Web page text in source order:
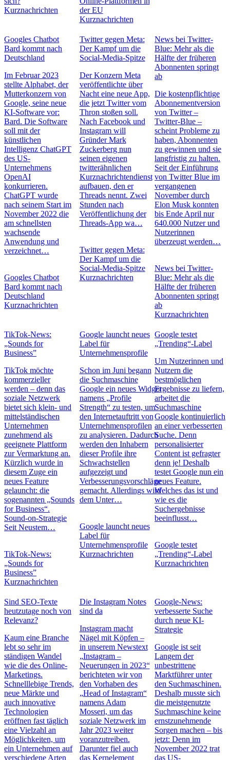
Kurznachrichten
der EU
Kurznachrichten
Googles Chatbot
Bard kommt nach
Deutschland
Im Februar 2023
stellte Alphabet, der
Mutterkonzern von
Google, seine neue
KI-Software vor:
Bard. Die Software
soll mit der
künstlichen
Intelligenz ChatGPT
des US-
Unternehmens
OpenAI
konkurrieren.
ChatGPT wurde
nach seinem Start im
November 2022 die
am schnellsten
wachsende
Anwendung und
verzeichnet…
Googles Chatbot
Bard kommt nach
Deutschland
Kurznachrichten
Twitter gegen Meta:
Der Kampf um die
Social-Media-Spitze
Der Konzern Meta
veröffentlichte über
Nacht eine neue App,
die jetzt Twitter vom
Thron stoßen soll.
Nach Facebook und
Instagram will
Gründer Mark
Zuckerberg nun
seinen eigenen
twitterähnlichen
Kurznachrichtendienst
aufbauen, den er
Threads nennt. Zwei
Stunden nach
Veröffentlichung der
Threads-App wa…
Twitter gegen Meta:
Der Kampf um die
Social-Media-Spitze
Kurznachrichten
News bei Twitter-
Blue: Mehr als die
Hälfte der früheren
Abonnenten springt
ab
Die kostenpflichtige
Abonnementversion
von Twitter –
Twitter-Blue –
scheint Probleme zu
haben, Abonnenten
zu gewinnen und sie
langfristig zu halten.
Seit der Einführung
von Twitter Blue im
vergangenen
November durch
Elon Musk konnten
bis Ende April nur
640.000 Nutzer und
Nutzerinnen
überzeugt werden…
News bei Twitter-
Blue: Mehr als die
Hälfte der früheren
Abonnenten springt
ab
Kurznachrichten
TikTok-News:
„Sounds for
Business”
TikTok möchte
kommerzieller
werden – denn das
soziale Netzwerk
bietet sich klein- und
mittelständischen
Unternehmen
zunehmend als
geeignete Plattform
zur Vermarktung an.
Kürzlich wurde in
diesem Zuge ein
neues Feature
gelauncht: die
sogenannten „Sounds
for Business“.
Sound-on-Strategie
Seit Neustem…
TikTok-News:
„Sounds for
Business”
Kurznachrichten
Google launcht neues
Label für
Unternehmensprofile
Schon im Juni begann
die Suchmaschine
Google ein neues Widget
namens „Profile
Strength“ zu testen, um
den Internetauftritt von
Unternehmensprofilen
zu analysieren. Dadurch
werden den Inhabern
dieser Profile ihre
Schwachstellen
aufgezeigt und
Verbesserungsvorschläge
gemacht. Allerdings wird
dem Unter…
Google launcht neues
Label für
Unternehmensprofile
Kurznachrichten
Google testet
„Trending“-Label
Um Nutzerinnen und
Nutzern die
bestmöglichen
Ergebnisse zu liefern,
arbeitet die
Suchmaschine
Google kontinuierlich
an einer verbesserten
Suche. Denn
personalisierter
Content ist gefragter
denn je! Deshalb
testet Google nun ein
neues Feature.
Welches das ist und
wie es die
Suchergebnisse
beeinflusst…
Google testet
„Trending“-Label
Kurznachrichten
Sind SEO-Texte
heutzutage noch von
Relevanz?
Kaum eine Branche
lebt so sehr im
ständigen Wandel
wie die des Online-
Marketings.
Schnelllebige Trends,
neue Märkte und
auch innovative
Technologien
eröffnen fast täglich
eine Vielzahl an
Möglichkeiten, um
ein Unternehmen auf
verschiedene Arten
Die Instagram Notes
sind da
Instagram macht
Nägel mit Köpfen –
in unserem Newstext
„Instagram –
Neuerungen in 2023“
berichteten wir von
den Vorhaben des
„Head of Instagram“
namens Adam
Mosseri, um das
soziale Netzwerk im
Jahr 2023 weiter
voranzutreiben.
Darunter fiel auch
das Kernelement
Google-News:
verbesserte Suche
durch neue KI-
Strategie
Google ist seit
Langem der
unbestrittene
Marktführer unter
den Suchmaschinen.
Deshalb musste sich
die meistgenutzte
Suchmaschine keine
ernstzunehmende
Sorgen machen – bis
jetzt: Denn im
November 2022 trat
das US-